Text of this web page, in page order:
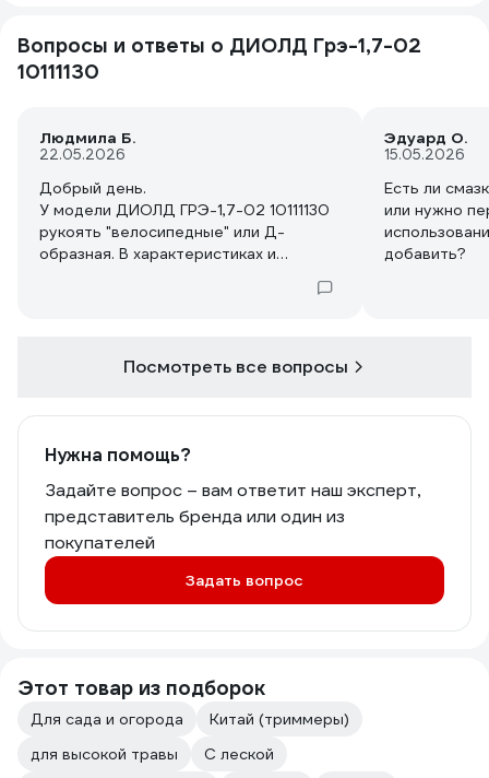
Вопросы и ответы о ДИОЛД Грэ-1,7-02
10111130
Людмила Б.
22.05.2026
Добрый день.
У модели ДИОЛД ГРЭ-1,7-02 10111130
рукоять "велосипедные" или Д-
образная. В характеристиках и
Эдуард О.
15.05.2026
Есть ли
или нужно
добавить?
Посмотреть все вопросы
Нужна помощь?
Задайте вопрос – вам ответит наш эксперт,
представитель бренда или один из
покупателей
Задать вопрос
Этот товар из подборок
Для сада и огорода
Китай (триммеры)
для высокой травы
С леской